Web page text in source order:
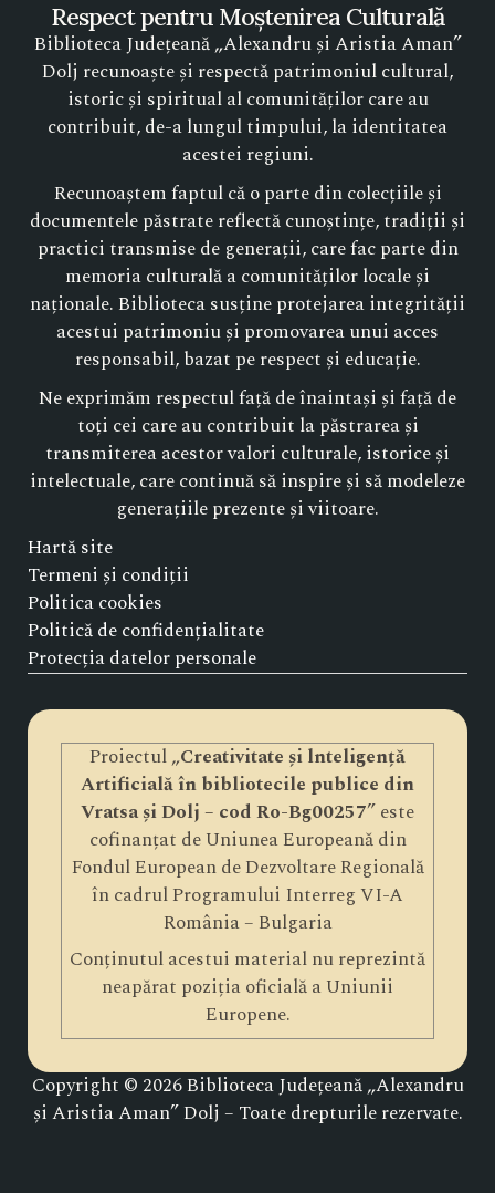
Respect pentru Moștenirea Culturală
Biblioteca Județeană „Alexandru și Aristia Aman”
Dolj recunoaște și respectă patrimoniul cultural,
istoric și spiritual al comunităților care au
contribuit, de-a lungul timpului, la identitatea
acestei regiuni.
Recunoaștem faptul că o parte din colecțiile și
documentele păstrate reflectă cunoștințe, tradiții și
practici transmise de generații, care fac parte din
memoria culturală a comunităților locale și
naționale. Biblioteca susține protejarea integrității
acestui patrimoniu și promovarea unui acces
responsabil, bazat pe respect și educație.
Ne exprimăm respectul față de înaintași și față de
toți cei care au contribuit la păstrarea și
transmiterea acestor valori culturale, istorice și
intelectuale, care continuă să inspire și să modeleze
generațiile prezente și viitoare.
Hartă site
Termeni și condiții
Politica cookies
Politică de confidențialitate
Protecția datelor personale
Proiectul „Creativitate și lnteligență
Artificială în bibliotecile publice din
Vratsa și Dolj – cod Ro-Bg00257” este
cofinanțat de Uniunea Europeană din
Fondul European de Dezvoltare Regională
în cadrul Programului Interreg VI-A
România – Bulgaria
Conținutul acestui material nu reprezintă
neapărat poziția oficială a Uniunii
Europene.
Copyright © 2026 Biblioteca Județeană „Alexandru
și Aristia Aman” Dolj – Toate drepturile rezervate.